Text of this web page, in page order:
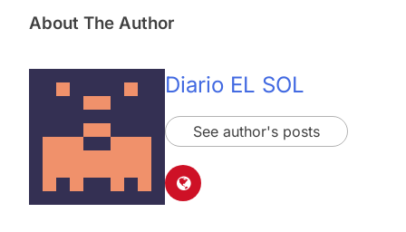
About The Author
Diario EL SOL
See author's posts